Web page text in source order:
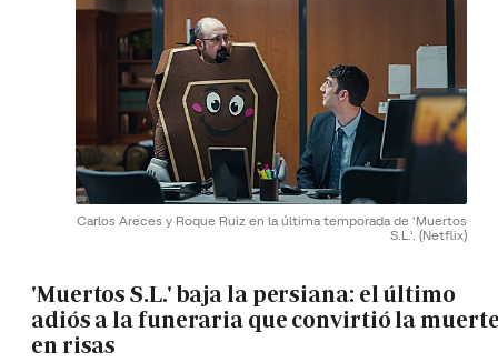
Carlos Areces y Roque Ruiz en la última temporada de 'Muertos
S.L.'. (Netflix)
'Muertos S.L.' baja la persiana: el último
adiós a la funeraria que convirtió la
en risas